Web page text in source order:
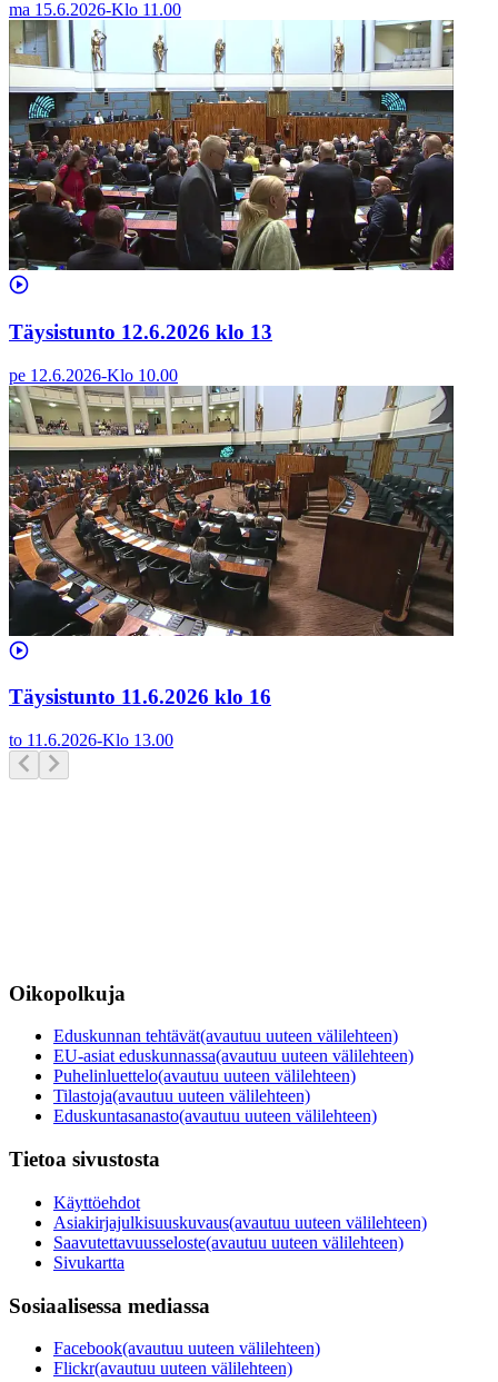
ma 15.6.2026-Klo 11.00
Täysistunto 12.6.2026 klo 13
pe 12.6.2026-Klo 10.00
Täysistunto 11.6.2026 klo 16
to 11.6.2026-Klo 13.00
Oikopolkuja
Eduskunnan tehtävät(avautuu uuteen välilehteen)
EU-asiat eduskunnassa(avautuu uuteen välilehteen)
Puhelinluettelo(avautuu uuteen välilehteen)
Tilastoja(avautuu uuteen välilehteen)
Eduskuntasanasto(avautuu uuteen välilehteen)
Tietoa sivustosta
Käyttöehdot
Asiakirjajulkisuuskuvaus(avautuu uuteen välilehteen)
Saavutettavuusseloste(avautuu uuteen välilehteen)
Sivukartta
Sosiaalisessa mediassa
Facebook(avautuu uuteen välilehteen)
Flickr(avautuu uuteen välilehteen)